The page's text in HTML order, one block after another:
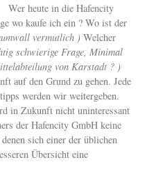
Wer heute in die Hafencity
wo kaufe ich ein ? Wo ist der
vermutlich ) Welcher
schwierige Frage, Minimal
von Karstadt ? )
auf den Grund zu gehen. Jede
werden wir weitergeben.
in Zukunft nicht uninteressant
der Hafencity GmbH keine
sich einer der üblichen
Übersicht eine